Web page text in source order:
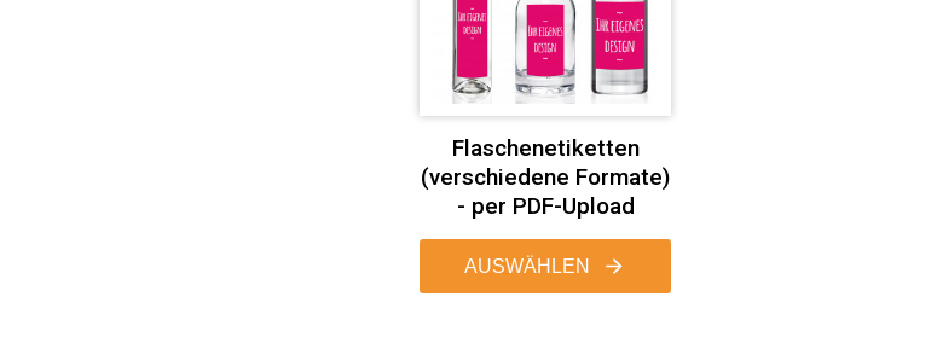
Flaschenetiketten
(verschiedene Formate)
- per PDF-Upload
AUSWÄHLEN